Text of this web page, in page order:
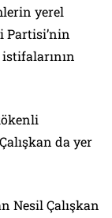
yerel
Partisi’nin
da yer
Nesil Çalışkan